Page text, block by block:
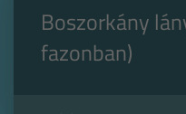
Boszorkány
fazonban)